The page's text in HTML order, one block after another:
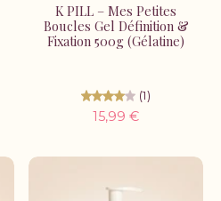
K PILL – Mes Petites
Boucles Gel Définition &
Fixation 500g (Gélatine)
(1)
15,99 €